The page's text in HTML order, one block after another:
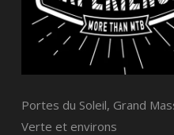
Portes du Soleil, Grand
Verte et environs